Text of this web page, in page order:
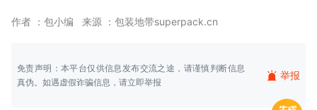
作者 ：包小编 来源 ：包装地带superpack.cn
免责声明：本平台仅供信息发布交流之途，请谨慎判断信息
真伪。如遇虚假诈骗信息，请立即举报
举报